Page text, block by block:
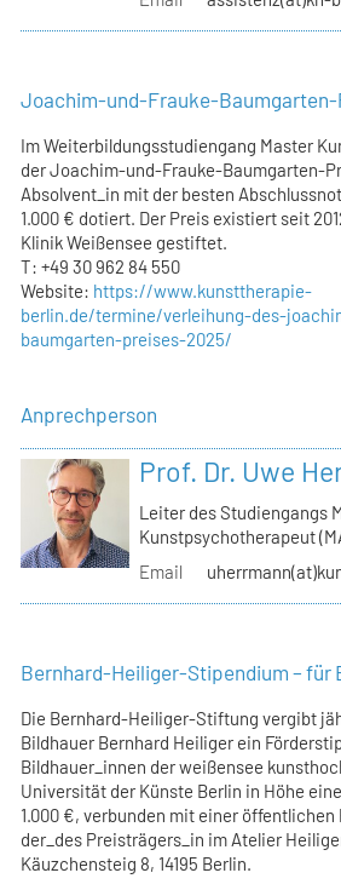
Joachim-und-Frauke-Baumgarten-
Im Weiterbildungsstudiengang Master
der Joachim-und-Frauke-Baumgarten-
Absolvent_in mit der besten
1.000 € dotiert. Der Preis existiert seit
Klinik Weißensee gestiftet.
T: +49 30 962 84 550
Website: https://www.kunsttherapie-
berlin.de/termine/verleihung-des-
baumgarten-preises-2025/
Anprechperson
Prof. Dr. Uwe
Leiter des Studiengangs
Kunstpsychotherapeut
Email
Bernhard-Heiliger-Stipendium – für
Die Bernhard-Heiliger-Stiftung vergibt
Bildhauer Bernhard Heiliger ein
Bildhauer_innen der weißensee
Universität der Künste Berlin in Höhe
1.000 €, verbunden mit einer
der_des Preisträgers_in im Atelier
Käuzchensteig 8, 14195 Berlin.